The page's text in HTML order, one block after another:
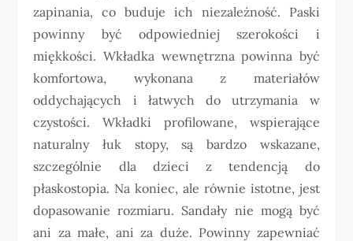
zapinania, co buduje ich niezależność. Paski
powinny być odpowiedniej szerokości i
miękkości. Wkładka wewnętrzna powinna być
komfortowa, wykonana z materiałów
oddychających i łatwych do utrzymania w
czystości. Wkładki profilowane, wspierające
naturalny łuk stopy, są bardzo wskazane,
szczególnie dla dzieci z tendencją do
płaskostopia. Na koniec, ale równie istotne, jest
dopasowanie rozmiaru. Sandały nie mogą być
ani za małe, ani za duże. Powinny zapewniać